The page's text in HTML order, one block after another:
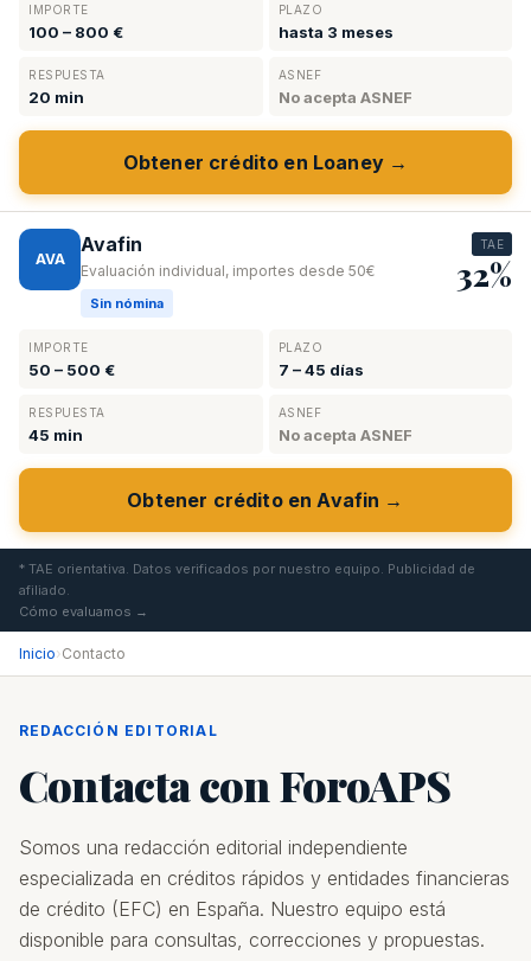
IMPORTE
100 – 800 €
PLAZO
hasta 3 meses
RESPUESTA
20 min
ASNEF
No acepta ASNEF
Obtener crédito en Loaney →
AVA
Avafin
Evaluación individual, importes desde 50€
Sin nómina
TAE
32%
IMPORTE
50 – 500 €
PLAZO
7 – 45 días
RESPUESTA
45 min
ASNEF
No acepta ASNEF
Obtener crédito en Avafin →
* TAE orientativa. Datos verificados por nuestro equipo. Publicidad de
afiliado.
Cómo evaluamos →
Inicio›Contacto
REDACCIÓN EDITORIAL
Contacta con ForoAPS
Somos una redacción editorial independiente
especializada en créditos rápidos y entidades financieras
de crédito (EFC) en España. Nuestro equipo está
disponible para consultas, correcciones y propuestas.